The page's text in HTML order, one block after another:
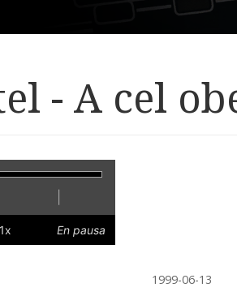
- A cel
Lent
En pausa
1999-06-13